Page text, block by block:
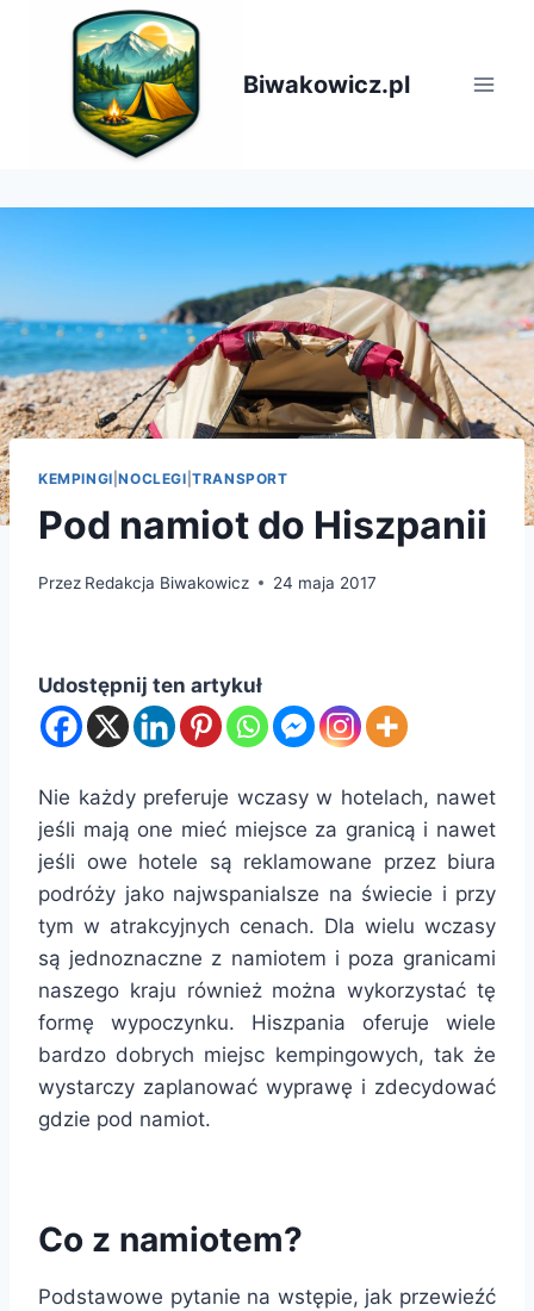
Biwakowicz.pl
KEMPINGI |NOCLEGI |TRANSPORT
Pod namiot do Hiszpanii
Przez Redakcja Biwakowicz 24 maja 2017
Udostępnij ten artykuł
Nie każdy preferuje wczasy w hotelach, nawet
jeśli mają one mieć miejsce za granicą i nawet
jeśli owe hotele są reklamowane przez biura
podróży jako najwspanialsze na świecie i przy
tym w atrakcyjnych cenach. Dla wielu wczasy
są jednoznaczne z namiotem i poza granicami
naszego kraju również można wykorzystać tę
formę wypoczynku. Hiszpania oferuje wiele
bardzo dobrych miejsc kempingowych, tak że
wystarczy zaplanować wyprawę i zdecydować
gdzie pod namiot.
Co z namiotem?
Podstawowe pytanie na wstępie, jak przewieźć